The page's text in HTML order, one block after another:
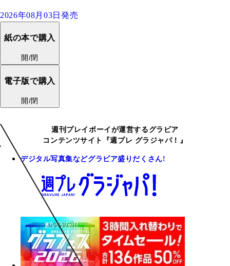
2026年08月03日発売
紙の本で購入
開/閉
電子版で購入
開/閉
週刊プレイボーイが運営するグラビア
コンテンツサイト『週プレ グラジャパ！』
デジタル写真集などグラビア盛りだくさん!